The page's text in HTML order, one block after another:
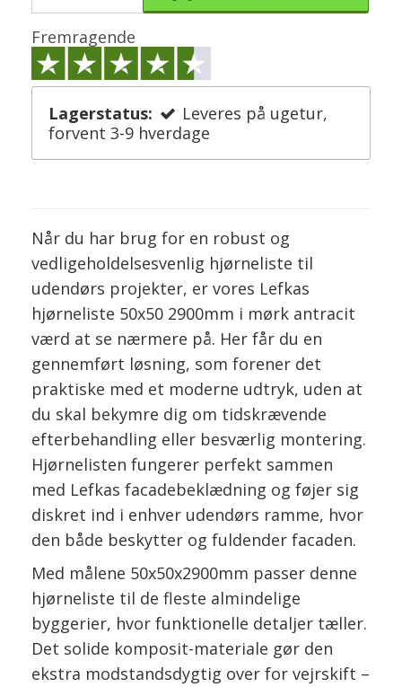
Fremragende
Lagerstatus:
Leveres på ugetur,
forvent 3-9 hverdage
Når du har brug for en robust og
vedligeholdelsesvenlig hjørneliste til
udendørs projekter, er vores Lefkas
hjørneliste 50x50 2900mm i mørk antracit
værd at se nærmere på. Her får du en
gennemført løsning, som forener det
praktiske med et moderne udtryk, uden at
du skal bekymre dig om tidskrævende
efterbehandling eller besværlig montering.
Hjørnelisten fungerer perfekt sammen
med Lefkas facadebeklædning og føjer sig
diskret ind i enhver udendørs ramme, hvor
den både beskytter og fuldender facaden.
Med målene 50x50x2900mm passer denne
hjørneliste til de fleste almindelige
byggerier, hvor funktionelle detaljer tæller.
Det solide komposit-materiale gør den
ekstra modstandsdygtig over for vejrskift –